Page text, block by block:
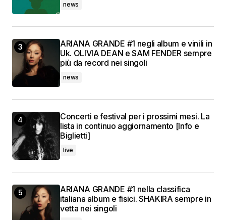
news
ARIANA GRANDE #1 negli album e vinili in
Uk. OLIVIA DEAN e SAM FENDER sempre
più da record nei singoli
news
Concerti e festival per i prossimi mesi. La
lista in continuo aggiornamento [Info e
Biglietti]
live
ARIANA GRANDE #1 nella classifica
italiana album e fisici. SHAKIRA sempre in
vetta nei singoli